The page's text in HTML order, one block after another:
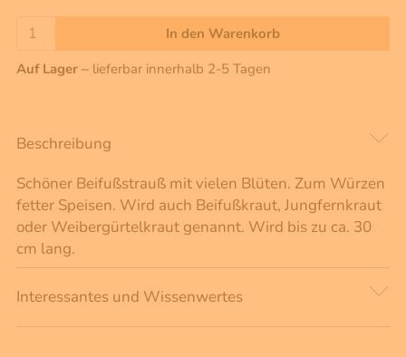
In den Warenkorb
Auf Lager – lieferbar innerhalb 2-5 Tagen
Beschreibung
Schöner Beifußstrauß mit vielen Blüten. Zum Würzen
fetter Speisen. Wird auch Beifußkraut, Jungfernkraut
oder Weibergürtelkraut genannt. Wird bis zu ca. 30
cm lang.
Interessantes und Wissenwertes